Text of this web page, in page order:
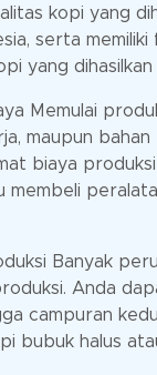
kopi yang
serta
yang
Memulai
maupun bahan
biaya
membeli
Banyak
Anda
campuran
bubuk halus